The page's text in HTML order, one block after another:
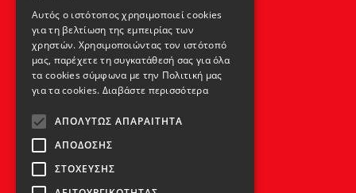
ΕΠΙΚΟΙΝΩΝΙΑ
Αθήνα - Ελλάδα,
Λεωφ. Αθηνών 92,
104 42.
Τηλ: (+30) 210 5193 100
SOCIAL MEDIA
Αυτός ο ιστότοπος χρησιμοποιεί cookies
για τη βελτίωση της εμπειρίας των
χρηστών. Χρησιμοποιώντας τον ιστότοπό
μας, παρέχετε τη συγκατάθεσή σας για όλα
τα cookies σύμφωνα με την Πολιτική μας
για τα cookies. Διαβάστε περισσότερα
ΑΠΟΛΎΤΩΣ ΑΠΑΡΑΊΤΗΤΑ
ΑΠΌΔΟΣΗΣ
ΣΤΌΧΕΥΣΗΣ